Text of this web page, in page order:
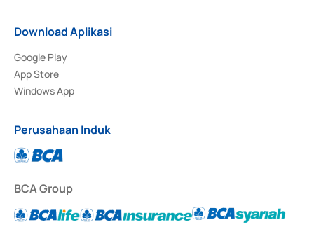
Download Aplikasi
Google Play
App Store
Windows App
Perusahaan Induk
BCA Group